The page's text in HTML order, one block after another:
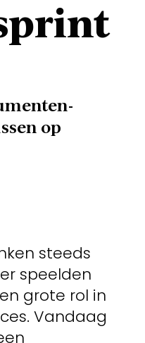
op
steeds
speelden
grote rol in
Vandaag